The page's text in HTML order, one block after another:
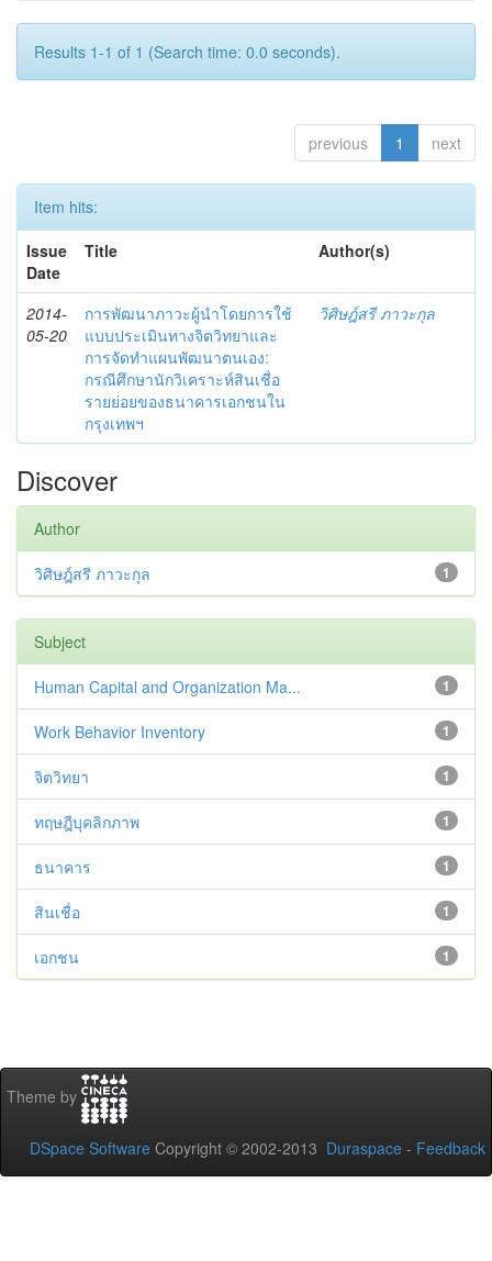
Results 1-1 of 1 (Search time: 0.0 seconds).
previous 1 next
Item hits:
Issue
Date
Title Author(s)
2014-
05-20
การพัฒนาภาวะผู้นำโดยการใช้
แบบประเมินทางจิตวิทยาและ
การจัดทำแผนพัฒนาตนเอง:
กรณีศึกษานักวิเคราะห์สินเชื่อ
รายย่อยของธนาคารเอกชนใน
กรุงเทพฯ
วิศิษฎ์สรี ภาวะกุล
Discover
Author
1
วิศิษฎ์สรี ภาวะกุล
Subject
1
Human Capital and Organization Ma...
1
Work Behavior Inventory
1
จิตวิทยา
1
ทฤษฎีบุคลิกภาพ
1
ธนาคาร
1
สินเชื่อ
1
เอกชน
Theme by
DSpace Software Copyright © 2002-2013 Duraspace - Feedback